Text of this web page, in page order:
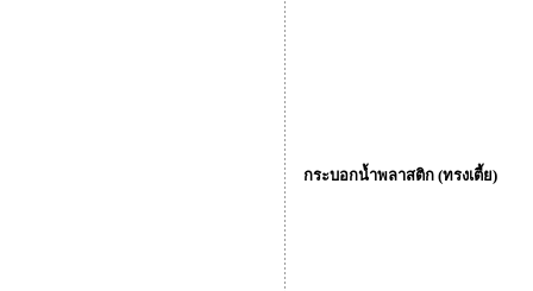
กระบอกน้ำพลาสติก (ทรงเตี้ย)